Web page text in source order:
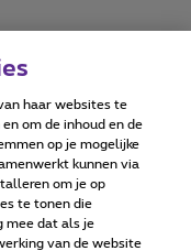
statement
haar websites te
om de inhoud en de
op je mogelijke
kunnen via
om je op
te tonen die
mee dat als je
van de website